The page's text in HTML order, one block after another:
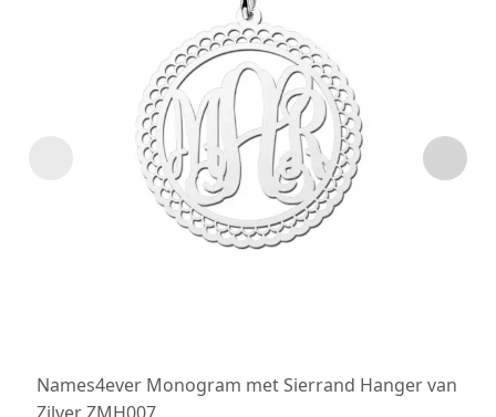
Names4ever Monogram met Sierrand Hanger van